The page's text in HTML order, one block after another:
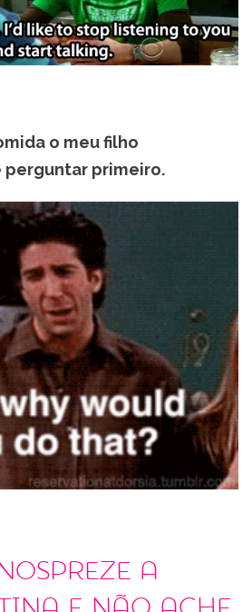
o meu filho
perguntar primeiro.
a